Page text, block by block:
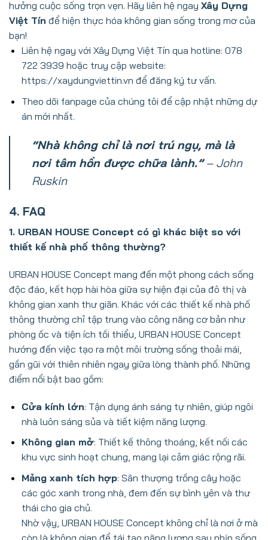
hưởng cuộc sống trọn vẹn. Hãy liên hệ ngay Xây Dựng
Việt Tín để hiện thực hóa không gian sống trong mơ của
bạn!
Liên hệ ngay với Xây Dựng Việt Tín qua hotline: 078
722 3939 hoặc truy cập website:
https://xaydungviettin.vn để đăng ký tư vấn.
Theo dõi fanpage của chúng tôi để cập nhật những dự
án mới nhất.
“Nhà không chỉ là nơi trú ngụ, mà là
nơi tâm hồn được chữa lành.”– John
Ruskin
4. FAQ
1. URBAN HOUSE Concept có gì khác biệt so với
thiết kế nhà phố thông thường?
URBAN HOUSE Concept mang đến một phong cách sống
độc đáo, kết hợp hài hòa giữa sự hiện đại của đô thị và
không gian xanh thư giãn. Khác với các thiết kế nhà phố
thông thường chỉ tập trung vào công năng cơ bản như
phòng ốc và tiện ích tối thiểu, URBAN HOUSE Concept
hướng đến việc tạo ra một môi trường sống thoải mái,
gần gũi với thiên nhiên ngay giữa lòng thành phố. Những
điểm nổi bật bao gồm:
Cửa kính lớn: Tận dụng ánh sáng tự nhiên, giúp ngôi
nhà luôn sáng sủa và tiết kiệm năng lượng.
Không gian mở: Thiết kế thông thoáng, kết nối các
khu vực sinh hoạt chung, mang lại cảm giác rộng rãi.
Mảng xanh tích hợp: Sân thượng trồng cây hoặc
các góc xanh trong nhà, đem đến sự bình yên và thư
thái cho gia chủ.
Nhờ vậy, URBAN HOUSE Concept không chỉ là nơi ở mà
còn là không gian để tái tạo năng lượng sau nhịp sống